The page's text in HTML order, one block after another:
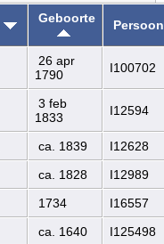
Geboorte
26 apr
1790
I100702
3 feb
1833
I12594
ca. 1839
I12628
ca. 1828
I12989
1734
I16557
ca. 1640
I125498